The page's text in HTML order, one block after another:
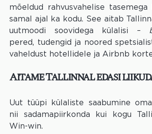
mõeldud rahvusvahelise
samal ajal ka kodu. See aitab
uutmoodi soovidega külalisi –
pered, tudengid ja noored
vaheldust hotellidele ja Airbnb
Aitame Tallinnal edasi
Uut tüüpi külaliste saabumine
nii sadamapiirkonda kui kogu
Win-win.